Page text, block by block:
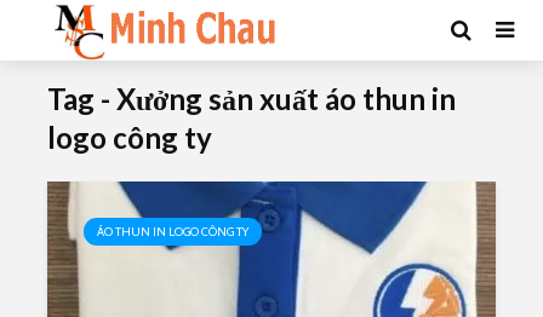
Tag - Xưởng sản xuất áo thun in
logo công ty
ÁO THUN IN LOGO CÔNG TY